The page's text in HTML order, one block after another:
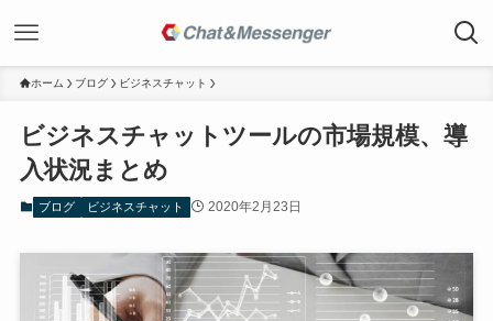
ホーム ブログ ビジネスチャット
ビジネスチャットツールの市場規模、導
入状況まとめ
ブログ ビジネスチャット 2020年2月23日